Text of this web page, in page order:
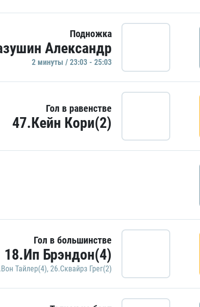
Подножка
Александр
2 минуты / 23:03 - 25:03
Гол в равенстве
47.Кейн Кори(2)
Гол в большинстве
18.Ип Брэндон(4)
Тайлер(4), 26.Сквайрз Грег(2)